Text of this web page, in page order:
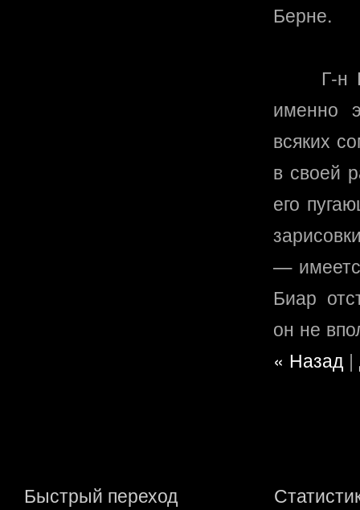
Берне.
Г-н
именно
всяких
в своей
его
—
Биар
он не
« Назад |
Быстрый переход